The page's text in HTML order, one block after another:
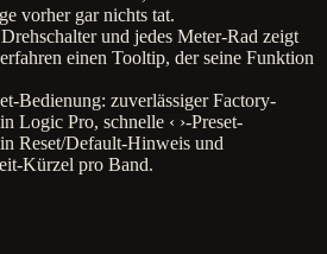
vorher gar nichts tat.
und jedes Meter-Rad zeigt
einen Tooltip, der seine Funktion
Bedienung: zuverlässiger Factory-
Logic Pro, schnelle ‹ ›-Preset-
Reset/Default-Hinweis und
Kürzel pro Band.